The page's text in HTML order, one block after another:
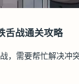
舌战通关攻略
，需要帮忙解决冲